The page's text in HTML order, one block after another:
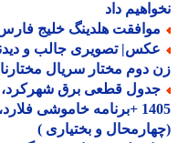
داد
هلدینگ خلیج فارس با
تصویری جالب و دیدنی
مختار سریال مختارنامه در 59 سالگی؛ سال
1405 +برنامه خاموشی
و بختیاری )